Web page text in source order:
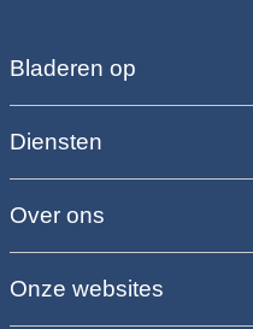
Bladeren op
Diensten
Over ons
Onze websites